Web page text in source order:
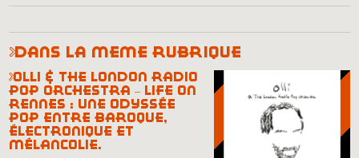
dans la même rubrique
olli & the london radio
pop orchestra – life on
rennes : une odyssée
pop entre baroque,
électronique et
mélancolie.